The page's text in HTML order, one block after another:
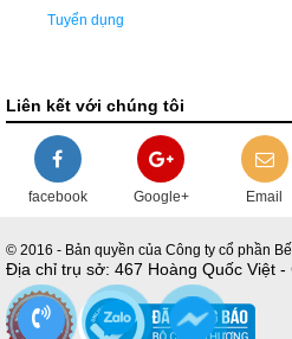
Tuyển dụng
Liên kết với chúng tôi
facebook Google+ Email
© 2016 - Bản quyền của Công ty cổ phần
Địa chỉ trụ sở: 467 Hoàng Quốc Việt -